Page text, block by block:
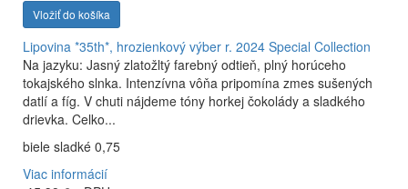
Vložiť do košíka
Lipovina *35th*, hrozienkový výber r. 2024 Special Collection
Na jazyku: Jasný zlatožltý farebný odtieň, plný horúceho
tokajského slnka. Intenzívna vôňa pripomína zmes sušených
datlí a fíg. V chuti nájdeme tóny horkej čokolády a sladkého
drievka. Celko...
biele sladké 0,75
Viac informácií